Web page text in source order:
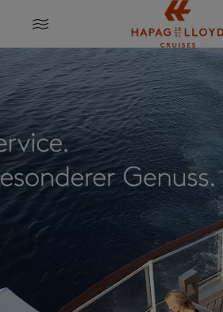
Springe zum Hauptinhalt
MENU